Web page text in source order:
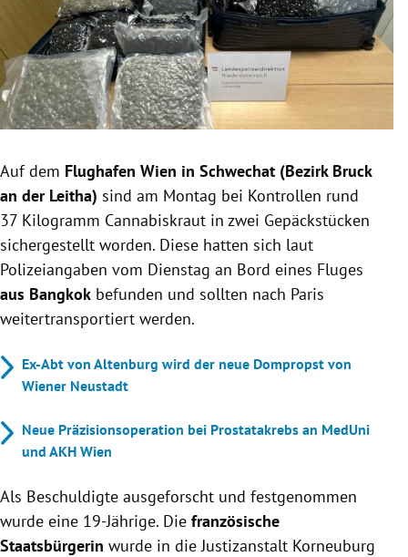
Untermenü
Untermenü
Untermenü
Untermenü
Auf dem Flughafen Wien in Schwechat (Bezirk Bruck
an der Leitha) sind am Montag bei Kontrollen rund
37 Kilogramm Cannabiskraut in zwei Gepäckstücken
sichergestellt worden. Diese hatten sich laut
Polizeiangaben vom Dienstag an Bord eines Fluges
aus Bangkok befunden und sollten nach Paris
weitertransportiert werden.
Ex-Abt von Altenburg wird der neue Dompropst von
Wiener Neustadt
Neue Präzisionsoperation bei Prostatakrebs an MedUni
und AKH Wien
Als Beschuldigte ausgeforscht und festgenommen
wurde eine 19-Jährige. Die französische
Staatsbürgerin wurde in die Justizanstalt Korneuburg